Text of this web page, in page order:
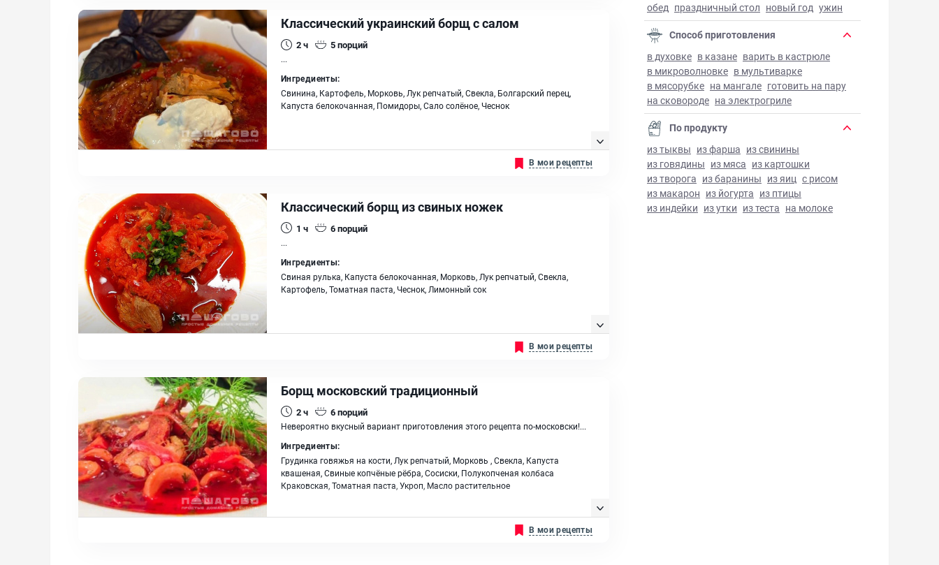
Классический украинский борщ с салом
2 ч 5порций
...
Ингредиенты:
Свинина, Картофель, Морковь, Лук репчатый, Свекла, Болгарский перец,
Капуста белокочанная, Помидоры, Сало солёное, Чеснок
В мои рецепты
Классический борщ из свиных ножек
1 ч 6порций
...
Ингредиенты:
Свиная рулька, Капуста белокочанная, Морковь, Лук репчатый, Свекла,
Картофель, Томатная паста, Чеснок, Лимонный сок
В мои рецепты
Борщ московский традиционный
2 ч 6порций
Невероятно вкусный вариант приготовления этого рецепта по-московски!...
Ингредиенты:
Грудинка говяжья на кости, Лук репчатый, Морковь , Свекла, Капуста
квашеная, Свиные копчёные рёбра, Сосиски, Полукопченая колбаса
Краковская, Томатная паста, Укроп, Масло растительное
В мои рецепты
обед праздничный стол новый год ужин
Способ приготовления
в духовке в казане варить в кастрюле
в микроволновке в мультиварке
в мясорубке на мангале готовить на пару
на сковороде на электрогриле
По продукту
из тыквы из фарша из свинины
из говядины из мяса из картошки
из творога из баранины из яиц с рисом
из макарон из йогурта из птицы
из индейки из утки из теста на молоке